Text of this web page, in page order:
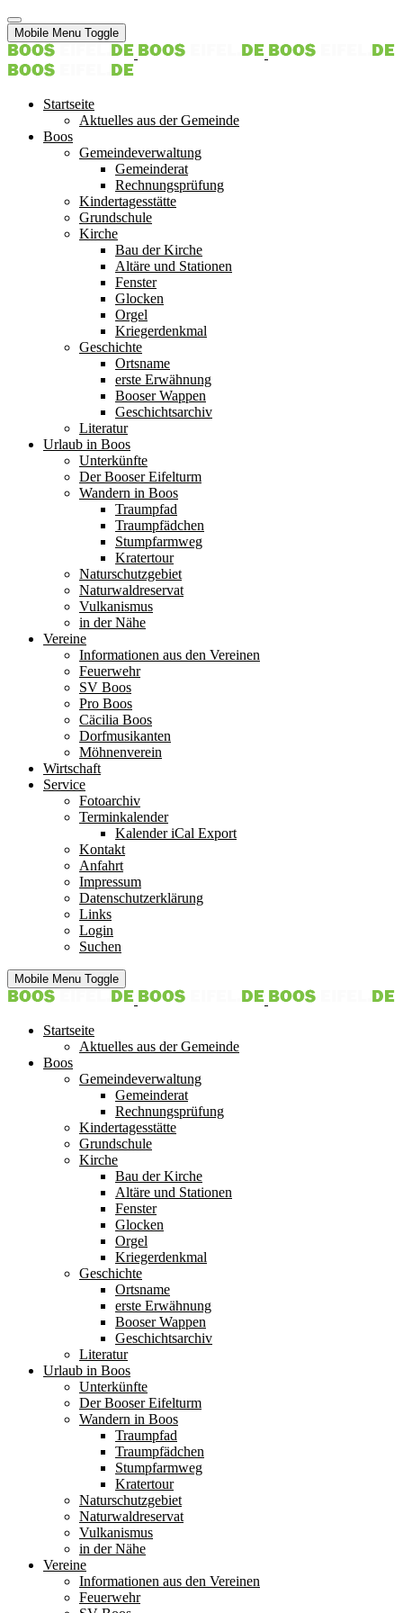
Mobile Menu Toggle
Startseite
Aktuelles aus der Gemeinde
Boos
Gemeindeverwaltung
Gemeinderat
Rechnungsprüfung
Kindertagesstätte
Grundschule
Kirche
Bau der Kirche
Altäre und Stationen
Fenster
Glocken
Orgel
Kriegerdenkmal
Geschichte
Ortsname
erste Erwähnung
Booser Wappen
Geschichtsarchiv
Literatur
Urlaub in Boos
Unterkünfte
Der Booser Eifelturm
Wandern in Boos
Traumpfad
Traumpfädchen
Stumpfarmweg
Kratertour
Naturschutzgebiet
Naturwaldreservat
Vulkanismus
in der Nähe
Vereine
Informationen aus den Vereinen
Feuerwehr
SV Boos
Pro Boos
Cäcilia Boos
Dorfmusikanten
Möhnenverein
Wirtschaft
Service
Fotoarchiv
Terminkalender
Kalender iCal Export
Kontakt
Anfahrt
Impressum
Datenschutzerklärung
Links
Login
Suchen
Mobile Menu Toggle
Startseite
Aktuelles aus der Gemeinde
Boos
Gemeindeverwaltung
Gemeinderat
Rechnungsprüfung
Kindertagesstätte
Grundschule
Kirche
Bau der Kirche
Altäre und Stationen
Fenster
Glocken
Orgel
Kriegerdenkmal
Geschichte
Ortsname
erste Erwähnung
Booser Wappen
Geschichtsarchiv
Literatur
Urlaub in Boos
Unterkünfte
Der Booser Eifelturm
Wandern in Boos
Traumpfad
Traumpfädchen
Stumpfarmweg
Kratertour
Naturschutzgebiet
Naturwaldreservat
Vulkanismus
in der Nähe
Vereine
Informationen aus den Vereinen
Feuerwehr